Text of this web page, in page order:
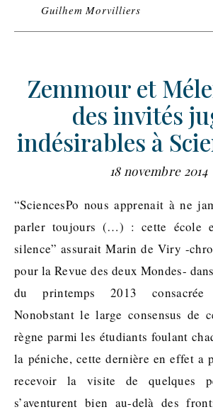
Guilhem Morvilliers
Zemmour et
des invités
indésirables à
18 novembre 2014
“SciencesPo nous apprenait à ne jamais rester sec, à
parler toujours (…) : cette école
silence” assurait Marin de Viry -
pour la Revue des deux Mondes-
du printemps 2013 consacrée
Nonobstant le large consensus de
règne parmi les étudiants foulant
la péniche, cette dernière en effet a
recevoir la visite de quelques
s’aventurent bien au-delà des